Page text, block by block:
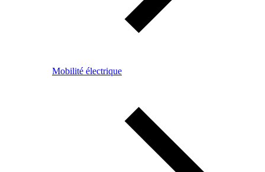
Mobilité électrique